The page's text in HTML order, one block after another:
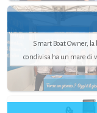
Smart Boat Owner, la
condivisa ha un mare di